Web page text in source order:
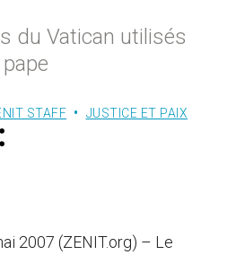
du Vatican utilisés
STAFF JUSTICE ET PAIX
2007 (ZENIT.org) – Le